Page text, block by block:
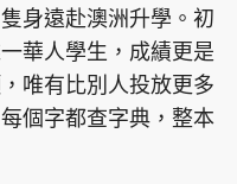
身遠赴澳洲升學。初
華人學生，成績更是
唯有比別人投放更多
個字都查字典，整本